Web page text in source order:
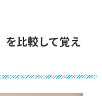
比較して覚え